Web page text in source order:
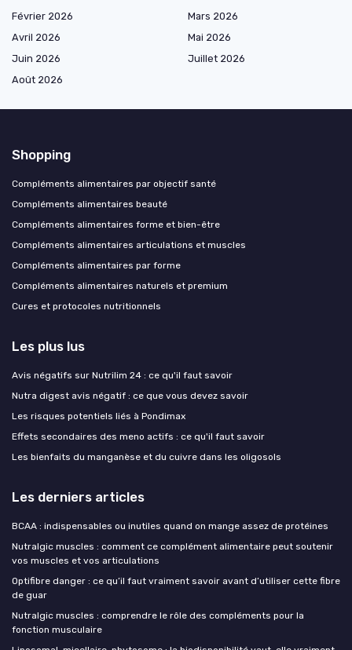
Février 2026
Mars 2026
Avril 2026
Mai 2026
Juin 2026
Juillet 2026
Août 2026
Shopping
Compléments alimentaires par objectif santé
Compléments alimentaires beauté
Compléments alimentaires forme et bien-être
Compléments alimentaires articulations et muscles
Compléments alimentaires par forme
Compléments alimentaires naturels et premium
Cures et protocoles nutritionnels
Les plus lus
Avis négatifs sur Nutrilim 24 : ce qu'il faut savoir
Nutra digest avis négatif : ce que vous devez savoir
Les risques potentiels liés à Pondimax
Effets secondaires des meno actifs : ce qu'il faut savoir
Les bienfaits du manganèse et du cuivre dans les oligosols
Les derniers articles
BCAA : indispensables ou inutiles quand on mange assez de protéines
Nutralgic muscles : comment ce complément alimentaire peut soutenir
vos muscles et vos articulations
Optifibre danger : ce qu’il faut vraiment savoir avant d’utiliser cette fibre
de guar
Nutralgic muscles : comprendre le rôle des compléments pour la
fonction musculaire